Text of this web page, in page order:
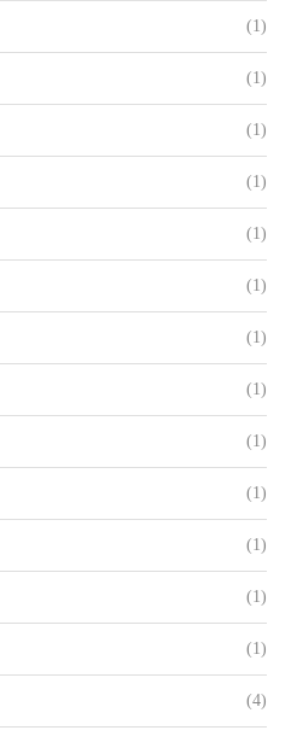
(1)
(1)
(1)
(1)
(1)
(1)
(1)
(1)
(1)
(1)
(1)
(1)
(1)
(4)